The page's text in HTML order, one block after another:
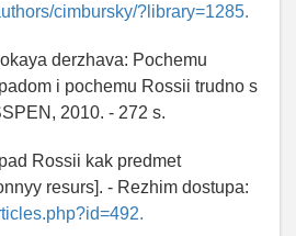
cimbursky/?library=1285.
derzhava: Pochemu
i pochemu Rossii trudno s
2010. - 272 s.
Rossii kak predmet
resurs]. - Rezhim dostupa: